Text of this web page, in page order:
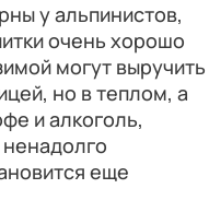
у альпинистов,
очень хорошо
могут выручить
но в теплом, а
и алкоголь,
еще